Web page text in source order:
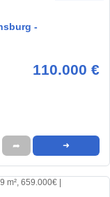
-
110.000 €
➦ ➜